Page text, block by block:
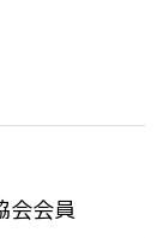
会会員